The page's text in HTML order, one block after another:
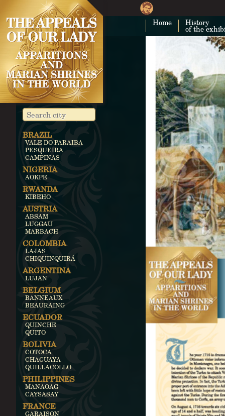
Home History
of the
BRAZIL
VALE DO PARAIBA
PESQUEIRA
CAMPINAS
NIGERIA
AOKPE
RWANDA
KIBEHO
AUSTRIA
ABSAM
LUGGAU
MARBACH
COLOMBIA
LAJAS
CHIQUINQUIRÁ
ARGENTINA
LUJAN
BELGIUM
BANNEAUX
BEAURAING
ECUADOR
QUINCHE
QUITO
BOLIVIA
COTOCA
CHAGUAYA
QUILLACOLLO
PHILIPPINES
MANAOAG
CAYSASAY
FRANCE
GARAISON